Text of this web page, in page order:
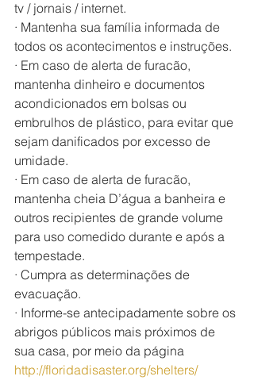
tv / jornais / internet.
· Mantenha sua família informada de
todos os acontecimentos e instruções.
· Em caso de alerta de furacão,
mantenha dinheiro e documentos
acondicionados em bolsas ou
embrulhos de plástico, para evitar que
sejam danificados por excesso de
umidade.
· Em caso de alerta de furacão,
mantenha cheia D’água a banheira e
outros recipientes de grande volume
para uso comedido durante e após a
tempestade.
· Cumpra as determinações de
evacuação.
· Informe-se antecipadamente sobre os
abrigos públicos mais próximos de
sua casa, por meio da página
http://floridadisaster.org/shelters/